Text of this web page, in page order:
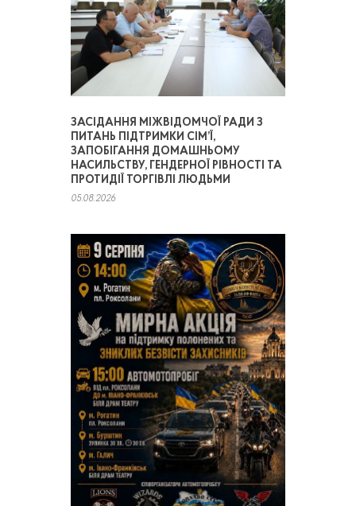
ЗАСІДАННЯ МІЖВІДОМЧОЇ РАДИ З
ПИТАНЬ ПІДТРИМКИ СІМ’Ї,
ЗАПОБІГАННЯ ДОМАШНЬОМУ
НАСИЛЬСТВУ, ГЕНДЕРНОЇ РІВНОСТІ ТА
ПРОТИДІЇ ТОРГІВЛІ ЛЮДЬМИ
05.08.2026